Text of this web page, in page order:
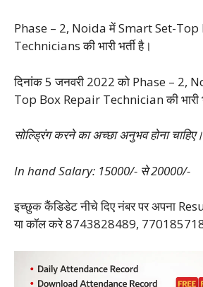
Phase – 2, Noida में Smart Set-
Technicians की भारी भर्ती है।
दिनांक 5 जनवरी 2022 को Phase – 2,
Top Box Repair Technician की भारी
सोल्ड्रिंग करने का अच्छा अनुभव होना चाहिए।
In hand Salary: 15000/- से 20000/-
इच्छुक कैंडिडेट नीचे दिए नंबर पर अपना
या कॉल करे 8743828489,